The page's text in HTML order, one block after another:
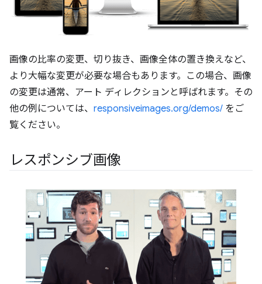
画像の比率の変更、切り抜き、画像全体の置き換えなど、
より大幅な変更が必要な場合もあります。この場合、画像
の変更は通常、アート ディレクションと呼ばれます。その
他の例については、 responsiveimages.org/demos/ をご
覧ください。
レスポンシブ画像